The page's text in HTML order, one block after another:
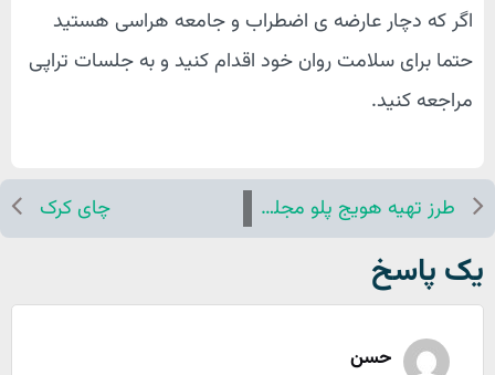
اگر که دچار عارضه ی اضطراب و جامعه هراسی هستید
حتما برای سلامت روان خود اقدام کنید و به جلسات تراپی
مراجعه کنید.
طرز تهیه هویج پلو مجلسی چای کرک
یک پاسخ
حسن